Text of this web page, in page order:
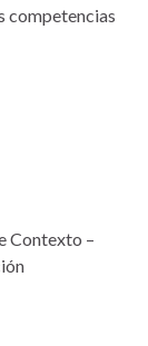
competencias
Contexto –